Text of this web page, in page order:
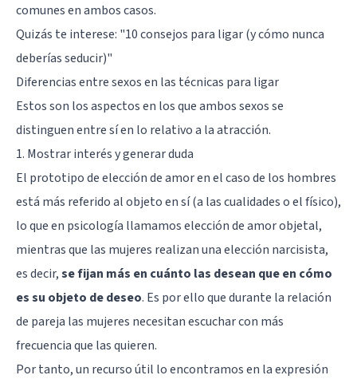
comunes en ambos casos.
Quizás te interese: "10 consejos para ligar (y cómo nunca
deberías seducir)"
Diferencias entre sexos en las técnicas para ligar
Estos son los aspectos en los que ambos sexos se
distinguen entre sí en lo relativo a la atracción.
1. Mostrar interés y generar duda
El prototipo de elección de amor en el caso de los hombres
está más referido al objeto en sí (a las cualidades o el físico),
lo que en psicología llamamos elección de amor objetal,
mientras que las mujeres realizan una elección narcisista,
es decir,se fijan más en cuánto las desean que en cómo
es su objeto de deseo. Es por ello que durante la relación
de pareja las mujeres necesitan escuchar con más
frecuencia que las quieren.
Por tanto, un recurso útil lo encontramos en la expresión